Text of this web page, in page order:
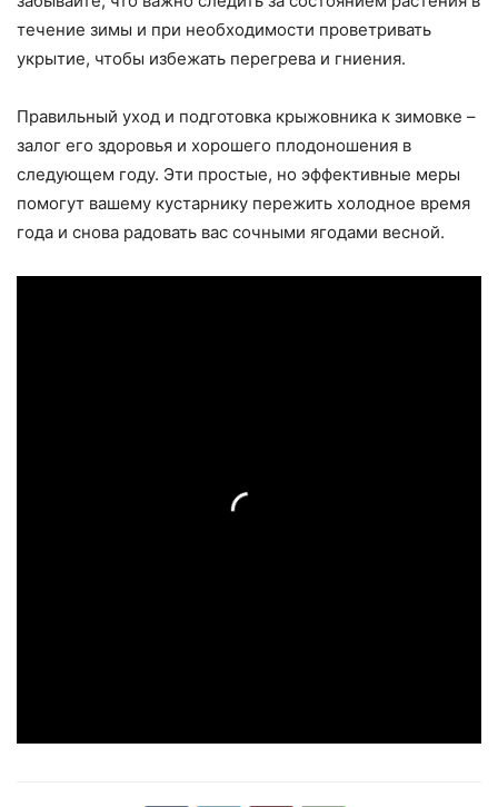
течение зимы и при необходимости проветривать
укрытие, чтобы избежать перегрева и гниения.
Правильный уход и подготовка крыжовника к зимовке –
залог его здоровья и хорошего плодоношения в
следующем году. Эти простые, но эффективные меры
помогут вашему кустарнику пережить холодное время
года и снова радовать вас сочными ягодами весной.